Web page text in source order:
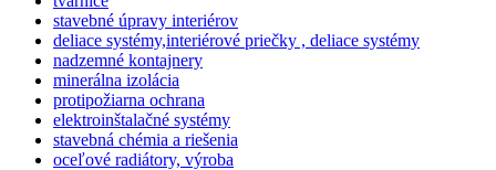
stavebné úpravy interiérov
deliace systémy,interiérové priečky , deliace systémy
nadzemné kontajnery
minerálna izolácia
protipožiarna ochrana
elektroinštalačné systémy
stavebná chémia a riešenia
oceľové radiátory, výroba